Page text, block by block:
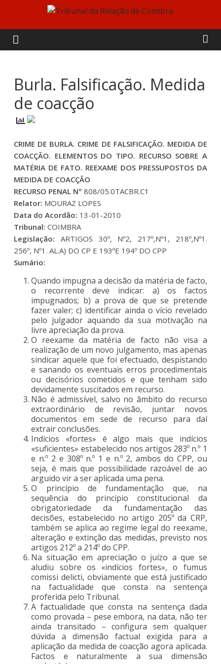
content
Tribunal
da
Relação
de
Coimbra
Burla. Falsificação. Medida
de coacção
CRIME DE BURLA. CRIME DE FALSIFICAÇÃO. MEDIDA DE
COACÇÃO. ELEMENTOS DO TIPO. RECURSO SOBRE A
MATÉRIA DE FATO. REEXAME DOS PRESSUPOSTOS DA
MEDIDA DE COACÇÃO
RECURSO PENAL Nº 808/05.0TACBR.C1
Relator: MOURAZ LOPES
Data do Acordão: 13-01-2010
Tribunal: COIMBRA
Legislação: ARTIGOS 30º, Nº2, 217º,Nº1, 218º,Nº1.
256º, Nº1. AL.A) DO CP E 193ºE 194º DO CPP
Sumário:
Quando impugna a decisão da matéria de facto,
o recorrente deve indicar: a) os factos
impugnados; b) a prova de que se pretende
fazer valer; c) identificar ainda o vício revelado
pelo julgador aquando da sua motivação na
livre apreciação da prova.
O reexame da matéria de facto não visa a
realização de um novo julgamento, mas apenas
sindicar aquele que foi efectuado, despistando
e sanando os eventuais erros procedimentais
ou decisórios cometidos e que tenham sido
devidamente suscitados em recurso.
Não é admissível, salvo no âmbito do recurso
extraordinário de revisão, juntar novos
documentos em sede de recurso para daí
extrair conclusões.
Indícios «fortes» é algo mais que indícios
«suficientes» estabelecido nos artigos 283º n.º 1
e n.º 2 e 308º n.º 1 e n.º 2, ambos do CPP, ou
seja, é mais que possibilidade razoável de ao
arguido vir a ser aplicada uma pena.
O princípio de fundamentação que, na
sequência do principio constitucional da
obrigatoriedade da fundamentação das
decisões, estabelecido no artigo 205º da CRP,
também se aplica ao regime legal do reexame,
alteração e extinção das medidas, previsto nos
artigos 212º a 214º do CPP.
Na situação em apreciação o juízo a que se
aludiu sobre os «indícios fortes», o fumus
comissi delicti, obviamente que está justificado
na factualidade que consta na sentença
proferida pelo Tribunal.
A factualidade que consta na sentença dada
como provada – pese embora, na data, não ter
ainda transitado – configura sem qualquer
dúvida a dimensão factual exigida para a
aplicação da medida de coacção agora aplicada.
Factos e naturalmente a sua dimensão